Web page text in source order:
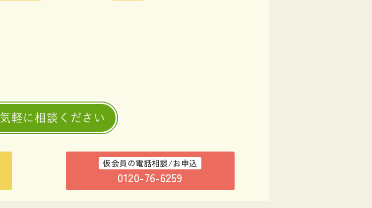
気軽に相談ください
仮会員の電話相談/お申込
0120-76-6259